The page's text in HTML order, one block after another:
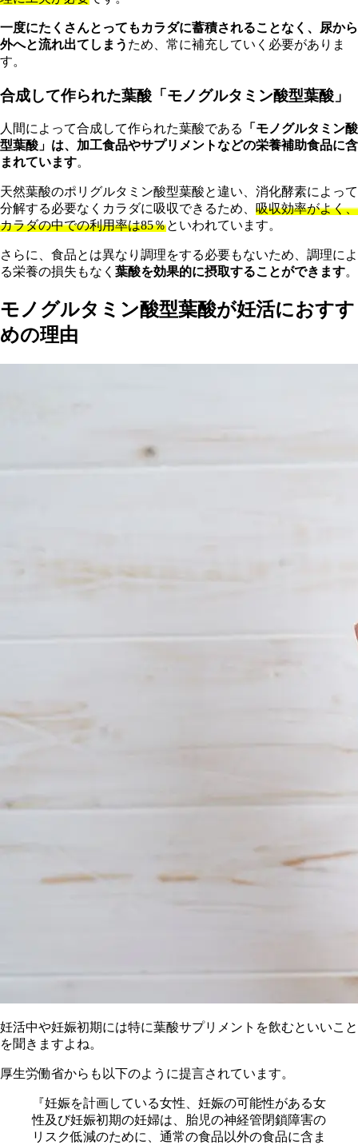
一度にたくさんとってもカラダに蓄積されることなく、尿から
外へと流れ出てしまう ため、常に補充していく必要がありま
す。
合成して作られた葉酸「モノグルタミン酸型葉酸」
人間によって合成して作られた葉酸である
「モノグルタミン酸
型葉酸」は、加工食品やサプリメントなどの栄養補助食品に含
まれています。
天然葉酸のポリグルタミン酸型葉酸と違い、消化酵素によって
分解する必要なくカラダに吸収できるため、 吸収効率がよく、
カラダの中での利用率は85％といわれています。
さらに、食品とは異なり調理をする必要もないため、調理によ
る栄養の損失もなく 葉酸を効果的に摂取することができます。
モノグルタミン酸型葉酸が妊活におすす
めの理由
妊活中や妊娠初期には特に葉酸サプリメントを飲むといいこと
を聞きますよね。
厚生労働省からも以下のように提言されています。
『妊娠を計画している女性、妊娠の可能性がある女
性及び妊娠初期の妊婦は、胎児の神経管閉鎖障害の
リスク低減のために、通常の食品以外の食品に含ま